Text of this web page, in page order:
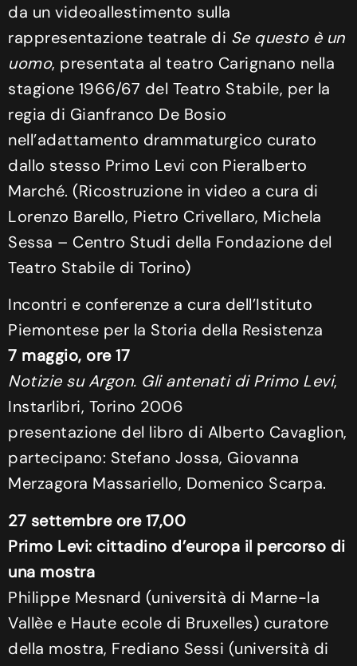
da un videoallestimento sulla
rappresentazione teatrale di Se questo è un
uomo, presentata al teatro Carignano nella
stagione 1966/67 del Teatro Stabile, per la
regia di Gianfranco De Bosio
nell’adattamento drammaturgico curato
dallo stesso Primo Levi con Pieralberto
Marché. (Ricostruzione in video a cura di
Lorenzo Barello, Pietro Crivellaro, Michela
Sessa – Centro Studi della Fondazione del
Teatro Stabile di Torino)
Incontri e conferenze a cura dell’Istituto
Piemontese per la Storia della Resistenza
7 maggio, ore 17
Notizie su Argon. Gli antenati di Primo Levi,
Instarlibri, Torino 2006
presentazione del libro di Alberto Cavaglion,
partecipano: Stefano Jossa, Giovanna
Merzagora Massariello, Domenico Scarpa.
27 settembre ore 17,00
Primo Levi: cittadino d’europa il percorso di
una mostra
Philippe Mesnard (università di Marne-la
Vallèe e Haute ecole di Bruxelles) curatore
della mostra, Frediano Sessi (università di